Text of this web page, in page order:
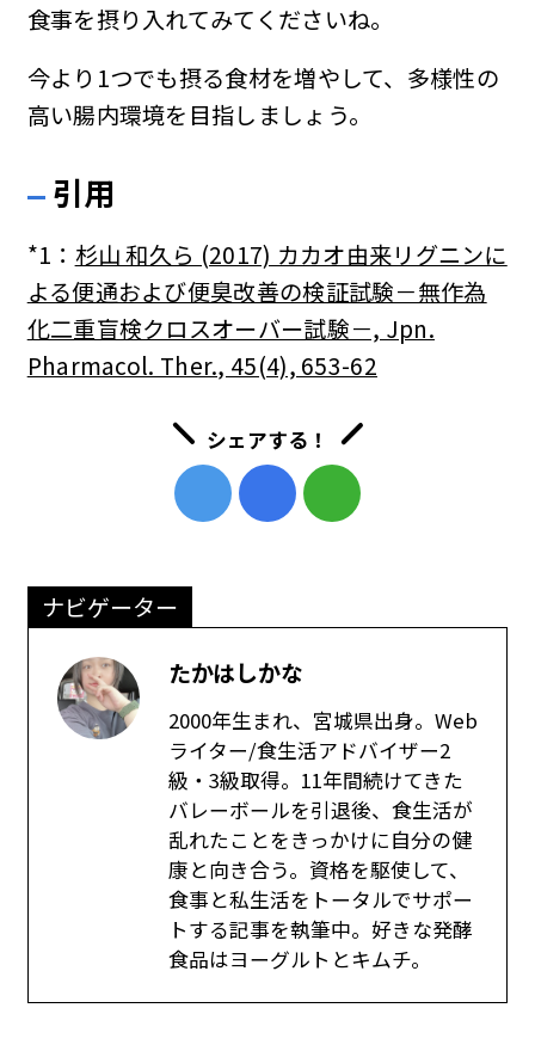
食事を摂り入れてみてくださいね。
今より1つでも摂る食材を増やして、多様性の
高い腸内環境を目指しましょう。
引用
*1： 杉山 和久ら (2017) カカオ由来リグニンに
よる便通および便臭改善の検証試験－無作為
化二重盲検クロスオーバー試験－, Jpn.
Pharmacol. Ther., 45(4), 653-62
シェアする！
ナビゲーター
たかはしかな
2000年生まれ、宮城県出身。Web
ライター/食生活アドバイザー2
級・3級取得。11年間続けてきた
バレーボールを引退後、食生活が
乱れたことをきっかけに自分の健
康と向き合う。資格を駆使して、
食事と私生活をトータルでサポー
トする記事を執筆中。好きな発酵
食品はヨーグルトとキムチ。